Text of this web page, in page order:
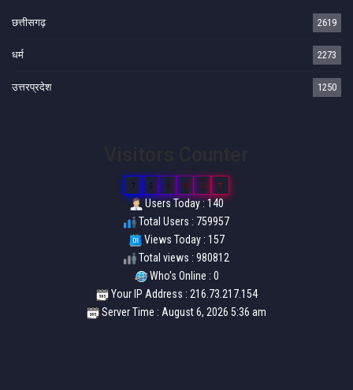
छत्तीसगढ़ 2619
धर्म 2273
उत्तरप्रदेश 1250
7 5 9 9 5 7
Users Today : 140
Total Users : 759957
Views Today : 157
Total views : 980812
Who's Online : 0
Your IP Address : 216.73.217.154
Server Time : August 6, 2026 5:36 am